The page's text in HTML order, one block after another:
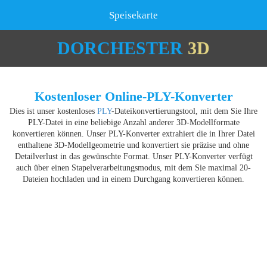
Speisekarte
DORCHESTER 3D
Kostenloser Online-PLY-Konverter
Dies ist unser kostenloses PLY-Dateikonvertierungstool, mit dem Sie Ihre
PLY-Datei in eine beliebige Anzahl anderer 3D-Modellformate
konvertieren können. Unser PLY-Konverter extrahiert die in Ihrer Datei
enthaltene 3D-Modellgeometrie und konvertiert sie präzise und ohne
Detailverlust in das gewünschte Format. Unser PLY-Konverter verfügt
auch über einen Stapelverarbeitungsmodus, mit dem Sie maximal 20-
Dateien hochladen und in einem Durchgang konvertieren können.